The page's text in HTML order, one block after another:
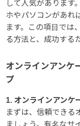
して人気があります
ホやパソコンがあれ
ます。この項目では
る方法と、成功する
オンラインアンケ
プ
1. オンラインアンケ
まずは、信頼できる